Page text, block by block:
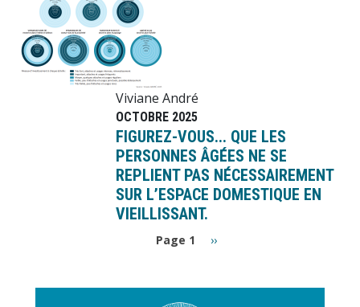
Viviane André
OCTOBRE 2025
FIGUREZ-VOUS... QUE LES
PERSONNES ÂGÉES NE SE
REPLIENT PAS NÉCESSAIREMENT
SUR L’ESPACE DOMESTIQUE EN
VIEILLISSANT.
Page 1
Page
››